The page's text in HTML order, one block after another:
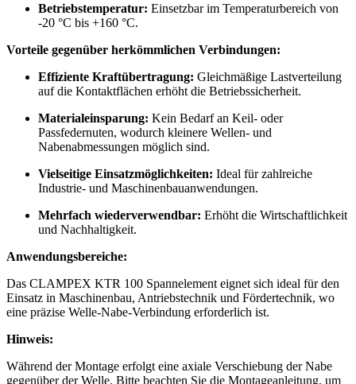
Betriebstemperatur: Einsetzbar im Temperaturbereich von
-20 °C bis +160 °C.
Vorteile gegenüber herkömmlichen Verbindungen:
Effiziente Kraftübertragung: Gleichmäßige Lastverteilung
auf die Kontaktflächen erhöht die Betriebssicherheit.
Materialeinsparung: Kein Bedarf an Keil- oder
Passfedernuten, wodurch kleinere Wellen- und
Nabenabmessungen möglich sind.
Vielseitige Einsatzmöglichkeiten: Ideal für zahlreiche
Industrie- und Maschinenbauanwendungen.
Mehrfach wiederverwendbar: Erhöht die Wirtschaftlichkeit
und Nachhaltigkeit.
Anwendungsbereiche:
Das CLAMPEX KTR 100 Spannelement eignet sich ideal für den
Einsatz in Maschinenbau, Antriebstechnik und Fördertechnik, wo
eine präzise Welle-Nabe-Verbindung erforderlich ist.
Hinweis:
Während der Montage erfolgt eine axiale Verschiebung der Nabe
gegenüber der Welle. Bitte beachten Sie die Montageanleitung, um